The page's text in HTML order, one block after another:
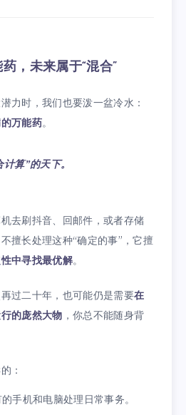
，未来属于“混合”
力时，我们也要泼一盆冷水：
万能药。
算”的天下。
去刷抖音、回邮件，或者存储
擅长处理这种“确定的事”，它擅
中寻找最优解。
过二十年，也可能仍是需要在
的庞然大物 ，你总不能随身背
：
手机和电脑处理日常事务。